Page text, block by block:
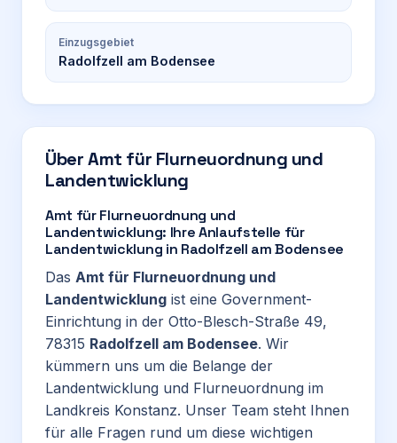
Einzugsgebiet
Radolfzell am Bodensee
ÜberAmt für Flurneuordnung und
Landentwicklung
Amt für Flurneuordnung und
Landentwicklung: Ihre Anlaufstelle für
Landentwicklung in Radolfzell am Bodensee
Das Amt für Flurneuordnung und
Landentwicklung ist eine Government-
Einrichtung in der Otto-Blesch-Straße 49,
78315 Radolfzell am Bodensee. Wir
kümmern uns um die Belange der
Landentwicklung und Flurneuordnung im
Landkreis Konstanz. Unser Team steht Ihnen
für alle Fragen rund um diese wichtigen